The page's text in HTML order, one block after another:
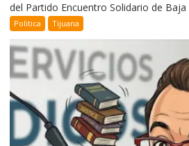
del Partido Encuentro Solidario de Baja
Politica Tijuana